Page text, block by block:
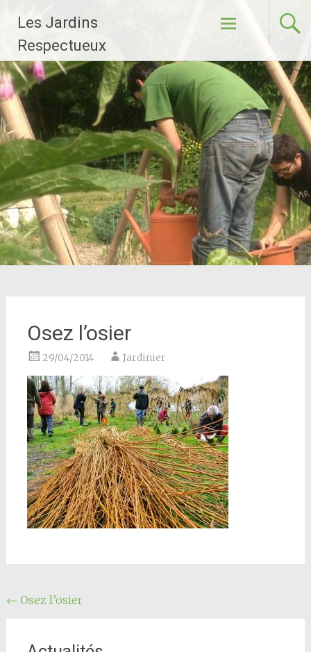
contenu
principal
Les Jardins
Respectueux
Osez l’osier
29/04/2014 Jardinier
Navigation
l'article
← Osez l’osier